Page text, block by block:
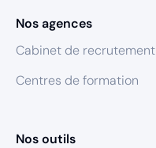
Nos agences
Cabinet de recrutement
Centres de formation
Nos outils